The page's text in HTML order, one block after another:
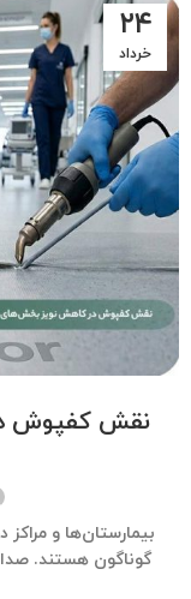
۲۴
خرداد
نقش کفپوش
بیمارستان‌ها و
گوناگون هستند.